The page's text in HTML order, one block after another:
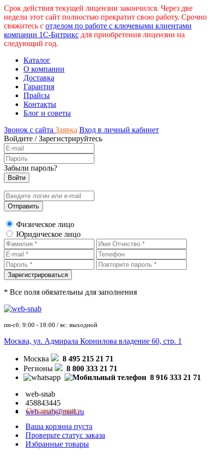
Срок действия текущей лицензии закончился. Через две
недели этот сайт полностью прекратит свою работу. Срочно
свяжитесь с отделом по работе с ключевыми клиентами
компании 1С-Битрикс для приобретения лицензии на
следующий год.
Каталог
О компании
Доставка
Гарантия
Прайсы
Контакты
Блог и советы
Звонок с сайта Заявка Вход в личный кабинет
Войдите /Зарегистрируйтесь
Забыли пароль?
Физическое лицо
Юридическое лицо
* Все поля обязательны для заполнения
пн-сб: 9:00 - 18:00 / вс: выходной
Москва, ул. Адмирала Корнилова владение 60, стр. 1
Москва
8 495 215 21 71
Регионы
8 800 333 21 71
8 916 333 21 71
web-snab
458843445
web-snab@mail.ru
Оставить заявку
Ваша корзина пуста
Проверьте статус заказа
Избранные товары